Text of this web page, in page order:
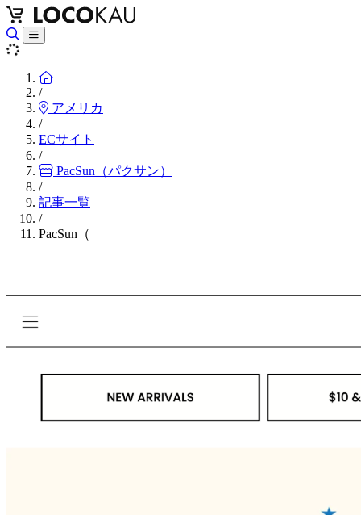
Home
/
アメリカ
/
ECサイト
/
PacSun（パクサン）
/
記事一覧
/
PacSun（